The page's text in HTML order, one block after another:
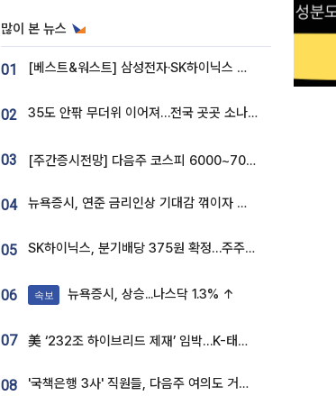
많이 본 뉴스
01 [베스트&워스트] 삼성전자·SK하이닉스 밀린 한 주…상상인증권은 85% 급등
02 35도 안팎 무더위 이어져…전국 곳곳 소나기 [오늘 날씨]
03 [주간증시전망] 다음주 코스피 6000~7000⋯“外人 수급은 정책이 변수”
04 뉴욕증시, 연준 금리인상 기대감 꺾이자 상승...S&P500 사상 최고치 [종합]
05 SK하이닉스, 분기배당 375원 확정…주주환원책 9월로 앞당겨 발표
06 속보 뉴욕증시, 상승...나스닥 1.3% ↑
07 美 ‘232조 하이브리드 제재’ 임박…K-태양광, 불확실성 털고 날개 다나
08 '국책은행 3사' 직원들, 다음주 여의도 거리 나서는 까닭은